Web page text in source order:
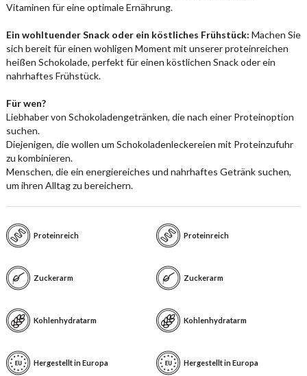
Vitaminen für eine optimale Ernährung.
Ein wohltuender Snack oder ein köstliches Frühstück: Machen Sie
sich bereit für einen wohligen Moment mit unserer proteinreichen
heißen Schokolade, perfekt für einen köstlichen Snack oder ein
nahrhaftes Frühstück.
Für wen?
Liebhaber von Schokoladengetränken, die nach einer Proteinoption
suchen.
Diejenigen, die wollen um Schokoladenleckereien mit Proteinzufuhr
zu kombinieren.
Menschen, die ein energiereiches und nahrhaftes Getränk suchen,
um ihren Alltag zu bereichern.
Proteinreich Proteinreich
Zuckerarm Zuckerarm
Kohlenhydratarm Kohlenhydratarm
Hergestellt in Europa Hergestellt in Europa